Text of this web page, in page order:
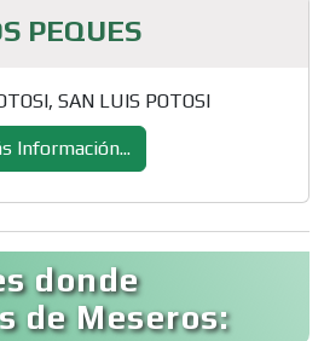
PEQUES
SAN LUIS POTOSI
Información...
donde
de Meseros: